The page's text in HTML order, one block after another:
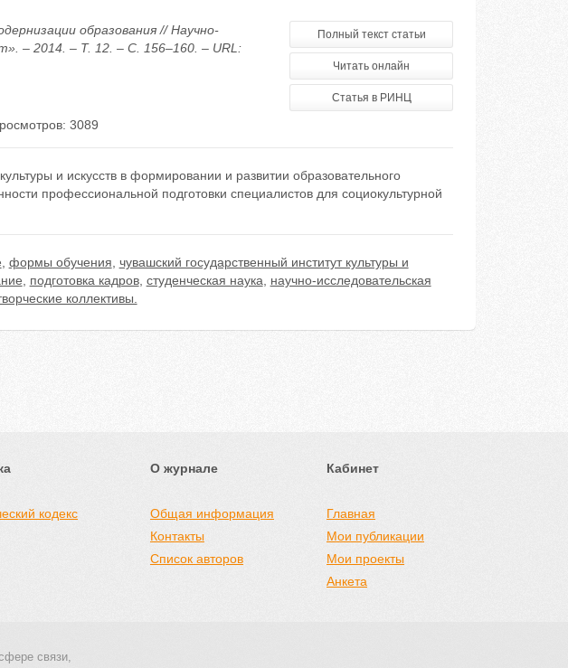
образования // Научно-
– 2014. – Т. 12. – С. 156–160. – URL:
Полный текст статьи
Читать онлайн
Статья в РИНЦ
3089
и искусств в формировании и развитии образовательного
профессиональной подготовки специалистов для социокультурной
формы обучения чувашский государственный институт культуры и
подготовка кадров, студенческая наука
научно-исследовательская
коллективы.
кодекс
О журнале
Общая информация
Контакты
Список авторов
Кабинет
Главная
Мои публикации
Мои проекты
Анкета
связи,